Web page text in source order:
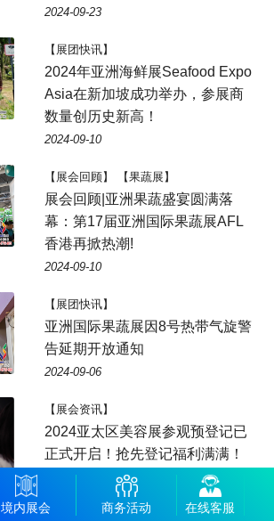
2024-09-23
【展团快讯】
2024年亚洲海鲜展Seafood Expo
Asia在新加坡成功举办，参展商
数量创历史新高！
2024-09-10
【展会回顾】 【果蔬展】
展会回顾|亚洲果蔬盛宴圆满落
幕：第17届亚洲国际果蔬展AFL
香港再掀热潮!
2024-09-10
【展团快讯】
亚洲国际果蔬展因8号热带气旋警
告延期开放通知
2024-09-06
【展会资讯】
2024亚太区美容展参观预登记已
正式开启！抢先登记福利满满！
2024-09-06
【展会资讯】
境内展会 商务活动 在线客服